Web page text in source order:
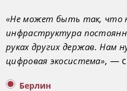
«Не может быть так, что
инфраструктура
руках других держав. Нам
цифровая экосистема», —
Берлин